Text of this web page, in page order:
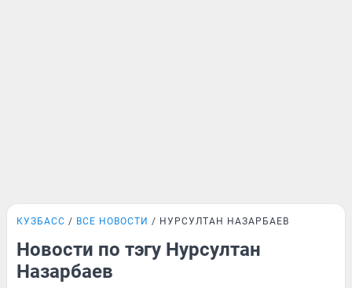
КУЗБАСС ВСЕ НОВОСТИ НУРСУЛТАН НАЗАРБАЕВ
Новости по тэгу Нурсултан
Назарбаев